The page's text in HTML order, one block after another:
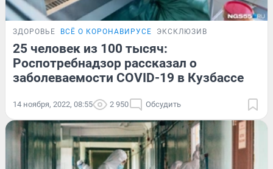
ЗДОРОВЬЕ ВСЁ О КОРОНАВИРУСЕ ЭКСКЛЮЗИВ
25 человек из 100 тысяч:
Роспотребнадзор рассказал о
заболеваемости COVID-19 в Кузбассе
14 ноября, 2022, 08:55 2 950 Обсудить